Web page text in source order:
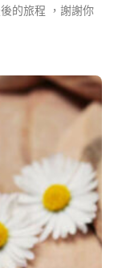
的旅程 ，謝謝你